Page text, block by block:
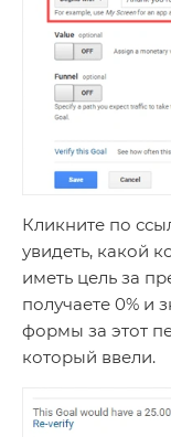
Кликните по
увидеть, какой
иметь цель за
получаете 0% и
формы за этот
который ввели.